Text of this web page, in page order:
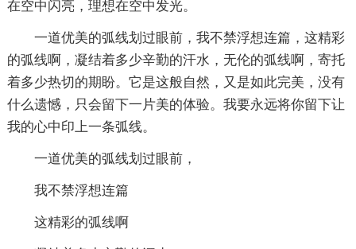
在空中闪亮，理想在空中发光。
一道优美的弧线划过眼前，我不禁浮想连篇，这精彩
的弧线啊，凝结着多少辛勤的汗水，无伦的弧线啊，寄托
着多少热切的期盼。它是这般自然，又是如此完美，没有
什么遗憾，只会留下一片美的体验。我要永远将你留下让
我的心中印上一条弧线。
一道优美的弧线划过眼前，
我不禁浮想连篇
这精彩的弧线啊